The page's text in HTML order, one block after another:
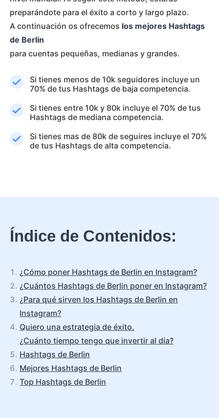
preparándote para el éxito a corto y largo plazo.
A continuación os ofrecemos los mejores Hashtags
de Berlin
para cuentas pequeñas, medianas y grandes.
Si tienes menos de 10k seguidores incluye un
70% de tus Hashtags de baja competencia.
Si tienes entre 10k y 80k incluye el 70% de tus
Hashtags de mediana competencia.
Si tienes mas de 80k de seguires incluye el 70%
de tus Hashtags de alta competencia.
Índice de Contenidos:
¿Cómo poner Hashtags de Berlin en Instagram?
¿Cuántos Hashtags de Berlin poner en Instagram?
¿Para qué sirven los Hashtags de Berlin en
Instagram?
Quiero una estrategia de éxito.
¿Cuánto tiempo tengo que invertir al día?
Hashtags de Berlin
Mejores Hashtags de Berlin
Top Hashtags de Berlin